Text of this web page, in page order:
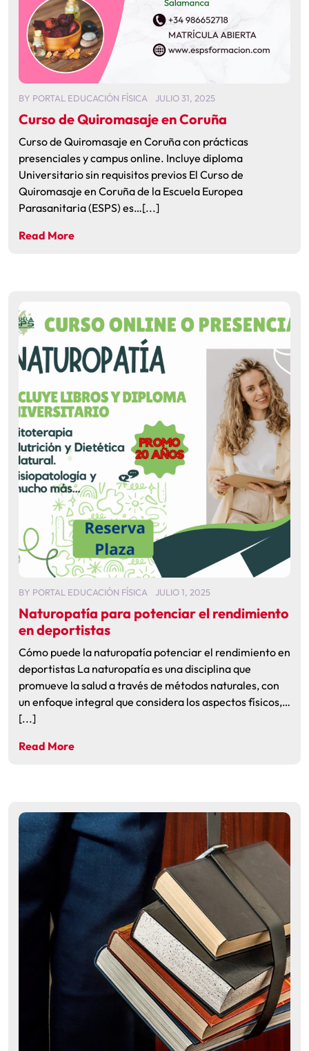
BY PORTAL EDUCACIÓN FÍSICA JULIO 31, 2025
Curso de Quiromasaje en Coruña
Curso de Quiromasaje en Coruña con prácticas
presenciales y campus online. Incluye diploma
Universitario sin requisitos previos El Curso de
Quiromasaje en Coruña de la Escuela Europea
Parasanitaria (ESPS) es…[...]
Read More
BY PORTAL EDUCACIÓN FÍSICA JULIO 1, 2025
Naturopatía para potenciar el rendimiento
en deportistas
Cómo puede la naturopatía potenciar el rendimiento en
deportistas La naturopatía es una disciplina que
promueve la salud a través de métodos naturales, con
un enfoque integral que considera los aspectos físicos,…
[...]
Read More